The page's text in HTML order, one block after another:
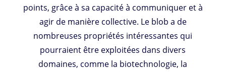
points, grâce à sa capacité à communiquer et à
agir de manière collective. Le blob a de
nombreuses propriétés intéressantes qui
pourraient être exploitées dans divers
domaines, comme la biotechnologie, la